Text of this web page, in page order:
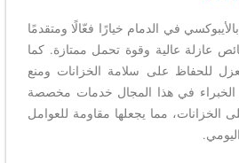
في الدمام خيارًا فعّالًا ومتقدمًا
عازلة عالية وقوة تحمل ممتازة. كما
للحفاظ على سلامة الخزانات ومنع
الخبراء في هذا المجال خدمات مخصصة
الخزانات، مما يجعلها مقاومة للعوامل